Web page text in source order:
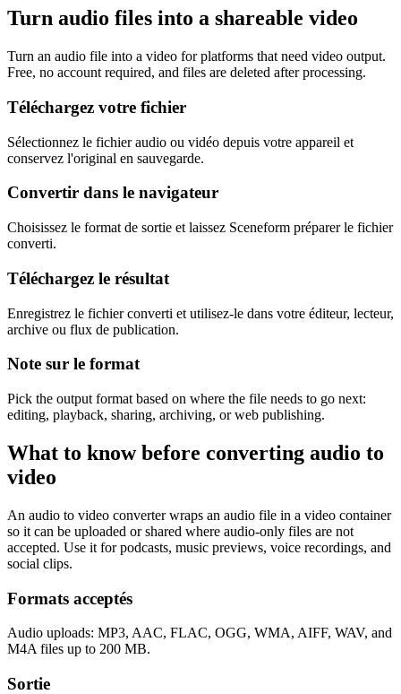
Turn audio files into a shareable video
Turn an audio file into a video for platforms that need video output.
Free, no account required, and files are deleted after processing.
Téléchargez votre fichier
Sélectionnez le fichier audio ou vidéo depuis votre appareil et
conservez l'original en sauvegarde.
Convertir dans le navigateur
Choisissez le format de sortie et laissez Sceneform préparer le fichier
converti.
Téléchargez le résultat
Enregistrez le fichier converti et utilisez-le dans votre éditeur, lecteur,
archive ou flux de publication.
Note sur le format
Pick the output format based on where the file needs to go next:
editing, playback, sharing, archiving, or web publishing.
What to know before converting audio to
video
An audio to video converter wraps an audio file in a video container
so it can be uploaded or shared where audio-only files are not
accepted. Use it for podcasts, music previews, voice recordings, and
social clips.
Formats acceptés
Audio uploads: MP3, AAC, FLAC, OGG, WMA, AIFF, WAV, and
M4A files up to 200 MB.
Sortie